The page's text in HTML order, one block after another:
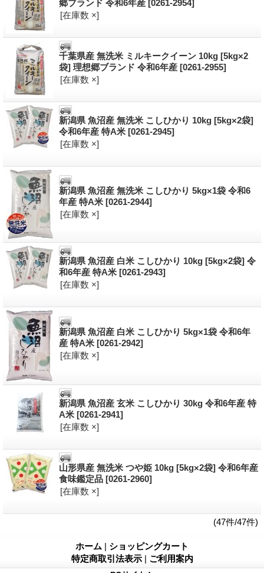
郷ブランド 令和6年産 [0261-2954]
[在庫数 ×]
千葉県産 無洗米 ミルキークイーン 10kg [5kg×2
袋] 理想郷ブランド 令和6年産 [0261-2955]
[在庫数 ×]
新潟県 魚沼産 無洗米 こしひかり 10kg [5kg×2袋]
令和6年産 特A米 [0261-2945]
[在庫数 ×]
新潟県 魚沼産 無洗米 こしひかり 5kg×1袋 令和6
年産 特A米 [0261-2944]
[在庫数 ×]
新潟県 魚沼産 白米 こしひかり 10kg [5kg×2袋] 令
和6年産 特A米 [0261-2943]
[在庫数 ×]
新潟県 魚沼産 白米 こしひかり 5kg×1袋 令和6年
産 特A米 [0261-2942]
[在庫数 ×]
新潟県 魚沼産 玄米 こしひかり 30kg 令和6年産 特
A米 [0261-2941]
[在庫数 ×]
山形県産 無洗米 つや姫 10kg [5kg×2袋] 令和6年産
食味鑑定品 [0261-2960]
[在庫数 ×]
(47件/47件)
ホーム | ショッピングカート
特定商取引法表示 | ご利用案内